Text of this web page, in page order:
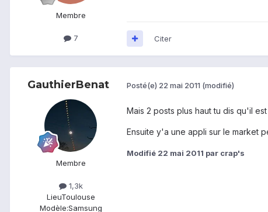
Membre
7 Citer
GauthierBenat
Membre
1,3k
LieuToulouse
Modèle:Samsung
Posté(e) 22 mai 2011 (modifié)
Mais 2 posts plus haut tu dis qu'il
Ensuite y'a une appli sur le market
Modifié 22 mai 2011 par crap's